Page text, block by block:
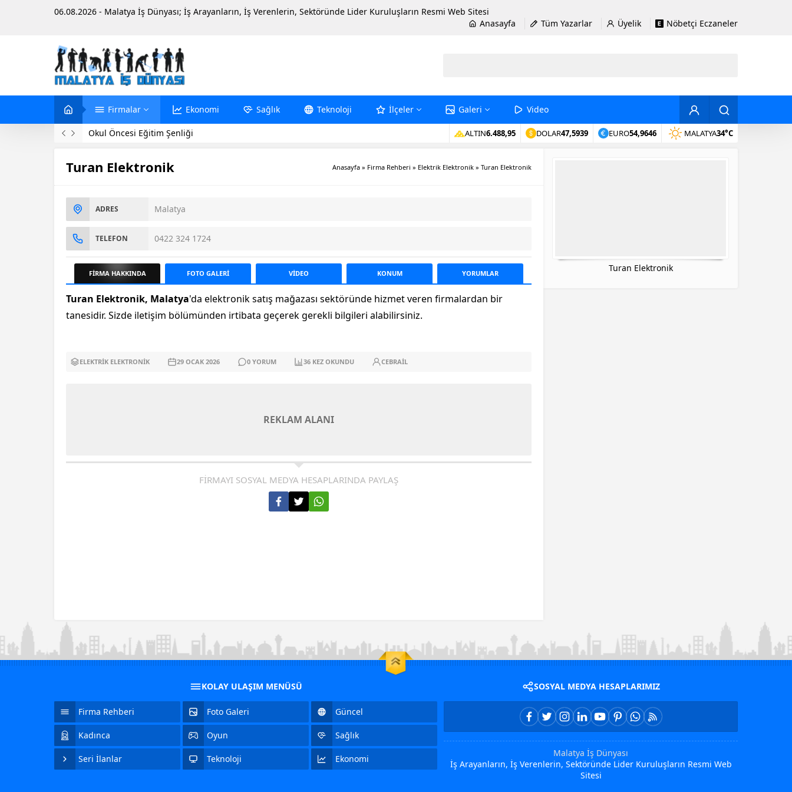
06.08.2026 - Malatya İş Dünyası; İş Arayanların, İş Verenlerin, Sektöründe Lider Kuruluşların Resmi Web Sitesi
Anasayfa
Tüm Yazarlar Üyelik Nöbetçi Eczaneler
Firmalar Ekonomi Sağlık Teknoloji İlçeler Galeri Video
Okul Öncesi Eğitim Şenliği ALTIN6.488,95 DOLAR47,5939 EURO54,9646 MALATYA34°C
Turan Elektronik Anasayfa » Firma Rehberi » Elektrik Elektronik » Turan Elektronik
ADRES Malatya
TELEFON 0422 324 1724
FİRMA HAKKINDA FOTO GALERİ VİDEO KONUM YORUMLAR
Turan Elektronik, Malatya'da elektronik satış mağazası sektöründe hizmet veren firmalardan bir
tanesidir. Sizde iletişim bölümünden irtibata geçerek gerekli bilgileri alabilirsiniz.
ELEKTRIK ELEKTRONIK 29 OCAK 2026 0 YORUM 36 KEZ OKUNDU CEBRAIL
REKLAM ALANI
FİRMAYI SOSYAL MEDYA HESAPLARINDA PAYLAŞ
Turan Elektronik
KOLAY ULAŞIM MENÜSÜ
Firma Rehberi Foto Galeri Güncel
Kadınca Oyun Sağlık
Seri İlanlar Teknoloji Ekonomi
SOSYAL MEDYA HESAPLARIMIZ
Malatya İş Dünyası
İş Arayanların, İş Verenlerin, Sektöründe Lider Kuruluşların Resmi Web
Sitesi